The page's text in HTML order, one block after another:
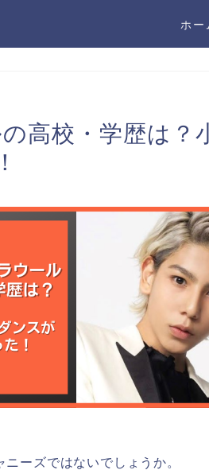
ホー
高校・学歴は？
ーズではないでしょうか。